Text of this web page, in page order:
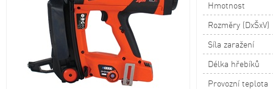
Hmotnost
Rozměry (DxŠxV)
Síla zaražení
Délka hřebíků
Provozní teplota